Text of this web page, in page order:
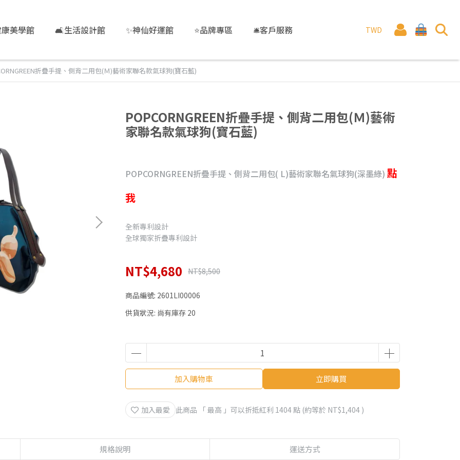
美學館 🛋️生活設計館 ✨神仙好運館 ⭐品牌專區 🛎️客戶服務 TWD
折疊手提、側背二用包(Ｍ)藝術家聯名款氣球狗(寶石藍)
POPCORNGREEN折疊手提、側背二用包(Ｍ)藝術
家聯名款氣球狗(寶石藍)
POPCORNGREEN折疊手提、側背二用包( L)藝術家聯名氣球狗(深墨綠) 點
我
全新專利設計
全球獨家折疊專利設計
NT$4,680 NT$8,500
商品編號: 2601LI00006
供貨狀況: 尚有庫存 20
加入購物車 立即購買
加入最愛 此商品 「 最高 」可以折抵紅利 1404點 (約等於 NT$1,404 )
規格說明 運送方式